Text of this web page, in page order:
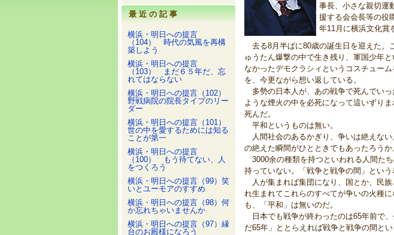
最近の記事
横浜・明日への提言
（104） 時代の気風を再構
築しよう
横浜・明日への提言
（103） まだ６５年だ、忘
れてはならない
横浜・明日への提言（102）
野戦病院の院長タイプのリー
ダー
横浜・明日への提言（101）
世の中を愛するためには知る
ことが第一
横浜・明日への提言
（100） もう待てない、人
をつくろう
横浜・明日への提言（99）笑
いとユーモアのすすめ
横浜・明日への提言（98）何
か忘れちゃいませんか
横浜・明日への提言（97）縁
台のお殿様になろう
事長、小さな親切運
援する会会長等の役
年11月に横浜文化賞
去る8月半ばに80歳の誕生日を迎えた。
ゅうたん爆撃の中で生き残り、軍国少年
なかったデモクラシィというコスチュー
を、今更ながら想い返している。
多勢の日本人が、あの戦争で死んでい
ような煙火の中を必死になって這いずり
死んだ。
平和というものは無い。
人間社会のあるかぎり、争いは絶えな
の絶えた瞬間がひとときでもあったろうか
3000余の種類を持つといわれる人間た
持っていない。「戦争と戦争の間」という
人が集まれば集団になり、国とか、民
れ生まれてこれらのすべてが争いの火種
も、「平和」は無いのだ。
日本でも戦争が終わったのは65年前で
だ65年」ととらえれば戦争と戦争の間と